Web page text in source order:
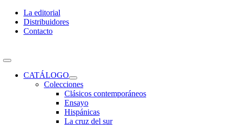
Skip
content
La editorial
Distribuidores
Contacto
Toggle
NavigationCATÁLOGO
Colecciones
Clásicos contemporáneos
Ensayo
Hispánicas
La cruz del sur